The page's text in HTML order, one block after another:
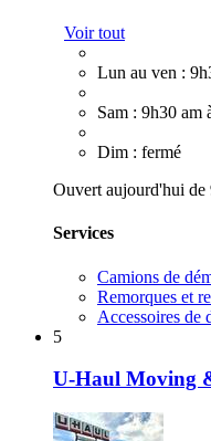
Voir tout
Lun au ven :
Sam : 9h30 am
Dim : fermé
Ouvert aujourd'hui de
Services
Camions de
Remorques et
Accessoires de
5
U-Haul Moving